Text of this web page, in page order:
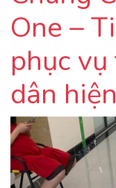
One –
phục
dân